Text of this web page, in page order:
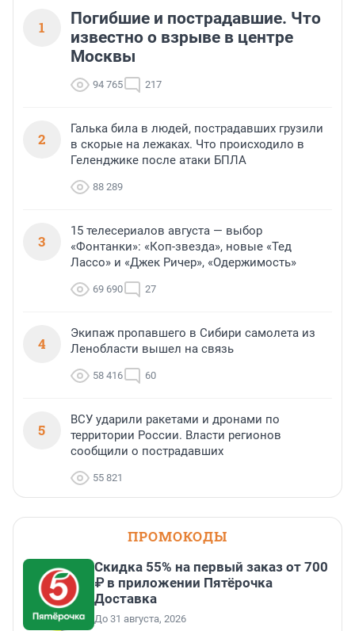
1
Погибшие и пострадавшие. Что
известно о взрыве в центре
Москвы
94 765 217
2
Галька била в людей, пострадавших грузили
в скорые на лежаках. Что происходило в
Геленджике после атаки БПЛА
88 289
3
15 телесериалов августа — выбор
«Фонтанки»: «Коп-звезда», новые «Тед
Лассо» и «Джек Ричер», «Одержимость»
69 690 27
4
Экипаж пропавшего в Сибири самолета из
Ленобласти вышел на связь
58 416 60
5
ВСУ ударили ракетами и дронами по
территории России. Власти регионов
сообщили о пострадавших
55 821
ПРОМОКОДЫ
Скидка 55% на первый заказ от 700
₽ в приложении Пятёрочка
Доставка
До 31 августа, 2026